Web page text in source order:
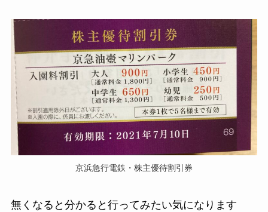
京浜急行電鉄・株主優待割引券
無くなると分かると行ってみたい気になります